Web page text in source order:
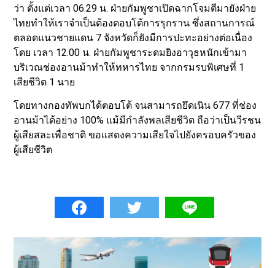
ว่า ตั้งแต่เวลา 06.29 น. ฝ่ายกัมพูชาเปิดฉากโจมตีมายังฝ่าย
ไทยทำให้เราจำเป็นต้องตอบโต้การรุกราน ซึ่งสถานการณ์
ตลอดแนวชายแดน 7 จังหวัดก็ยังมีการปะทะอย่างต่อเนื่อง
โดย เวลา 12.00 น. ฝ่ายกัมพูชาระดมยิงอาวุธหนักเข้ามา
บริเวณช่องอานม้าทำให้ทหารไทย จากกรมรบพิเศษที่ 1
เสียชีวิต 1 นาย
โดยทางกองทัพบกได้ตอบโต้ จนสามารถยึดเนิน 677 ที่ช่อง
อานม้าได้อย่าง 100% แม้มีกำลังพลเสียชีวิต ถือว่าเป็นวีรชน
ผู้เสียสละเพื่อชาติ ขอแสดงความเสียใจไปยังครอบครัวของ
ผู้เสียชีวิต